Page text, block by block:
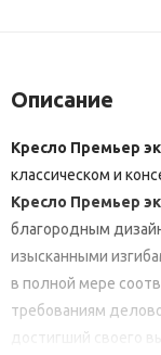
Описание
Кресло Премьер
классическом и
Кресло Премьер
благородным
изысканными
в полной мере
требованиям
достигший своего